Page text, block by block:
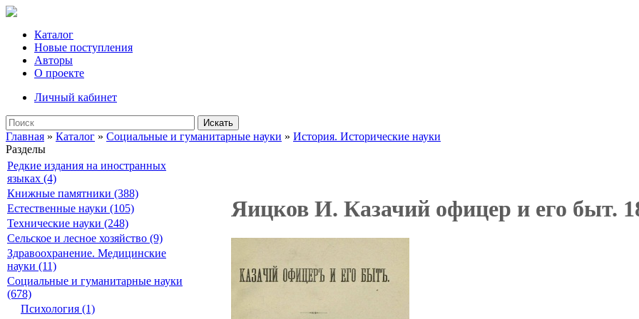
Каталог
Новые поступления
Авторы
О проекте
Личный кабинет
Искать
Главная » Каталог » Социальные и гуманитарные науки » История. Исторические науки
Разделы
Редкие издания на иностранных
языках (4)
Книжные памятники (388)
Естественные науки (105)
Технические науки (248)
Сельское и лесное хозяйство (9)
Здравоохранение. Медицинские
науки (11)
Социальные и гуманитарные науки
(678)
Психология (1)
Яицков И. Казачий офицер и его быт.